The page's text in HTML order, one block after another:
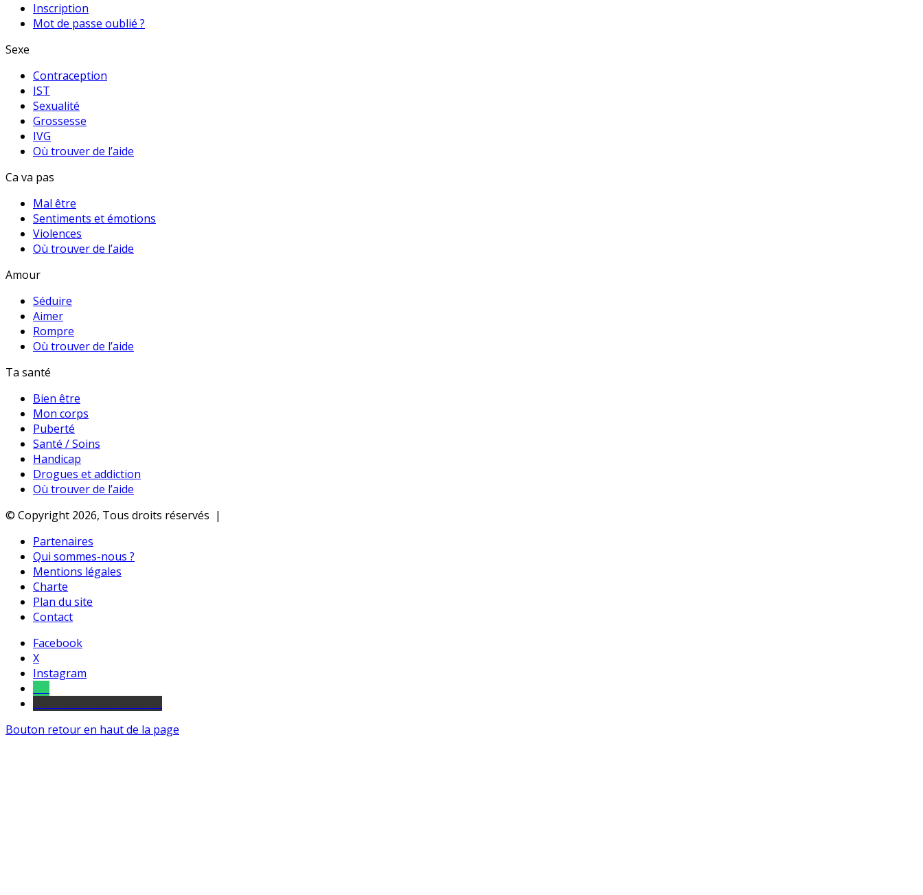
Inscription
Mot de passe oublié ?
Sexe
Contraception
IST
Sexualité
Grossesse
IVG
Où trouver de l’aide
Ca va pas
Mal être
Sentiments et émotions
Violences
Où trouver de l’aide
Amour
Séduire
Aimer
Rompre
Où trouver de l’aide
Ta santé
Bien être
Mon corps
Puberté
Santé / Soins
Handicap
Drogues et addiction
Où trouver de l’aide
© Copyright 2026, Tous droits réservés |
Partenaires
Qui sommes-nous ?
Mentions légales
Charte
Plan du site
Contact
Facebook
X
Instagram
Bouton retour en haut de la page